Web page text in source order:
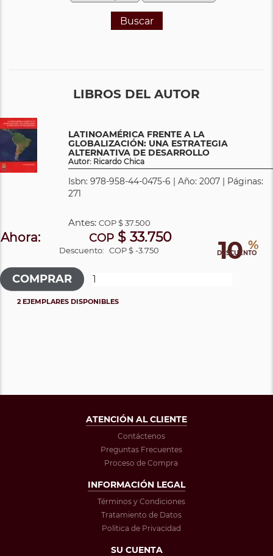
Buscar
LIBROS DEL AUTOR
LATINOAMÉRICA FRENTE A LA
GLOBALIZACIÓN: UNA ESTRATEGIA
ALTERNATIVA DE DESARROLLO
Autor: Ricardo Chica
Isbn: 978-958-44-0475-6 | Año: 2007 | Páginas:
271
10 %
DESCUENTO
Antes: COP$ 37.500
Ahora: COP $ 33.750
Descuento: COP $ -3.750
2 EJEMPLARES DISPONIBLES
ATENCIÓN AL CLIENTE
Contáctenos
Preguntas Frecuentes
Proceso de Compra
INFORMACIÓN LEGAL
Términos y Condiciones
Tratamiento de Datos
Política de Privacidad
SU CUENTA